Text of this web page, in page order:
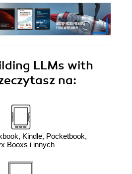
LLMs with
na:
Kindle, Pocketbook,
Booxs i innych